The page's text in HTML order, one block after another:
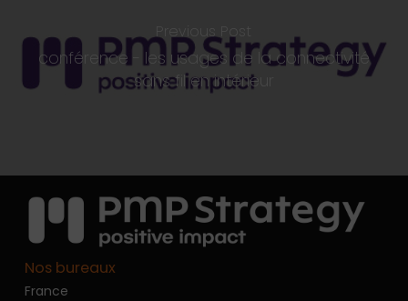
Previous Post
conférence - les usages de la connectivité
sans fil en intérieur
Nos bureaux
France